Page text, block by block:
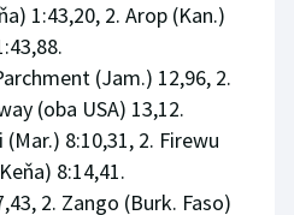
1:43,20, 2. Arop (Kan.)
(Jam.) 12,96, 2.
(oba USA) 13,12.
(Mar.) 8:10,31, 2. Firewu
8:14,41.
2. Zango (Burk. Faso)